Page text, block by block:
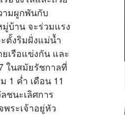
ามผูกพันกับ
บ้าน จะร่วมแรง
ตั้งริมฝั่งแม่น้ำ
เรือแข่งกัน และ
ในสมัยรัชกาลที่
1 ค่ำ เดือน 11
ชนะเลิศการ
ระเจ้าอยู่หัว